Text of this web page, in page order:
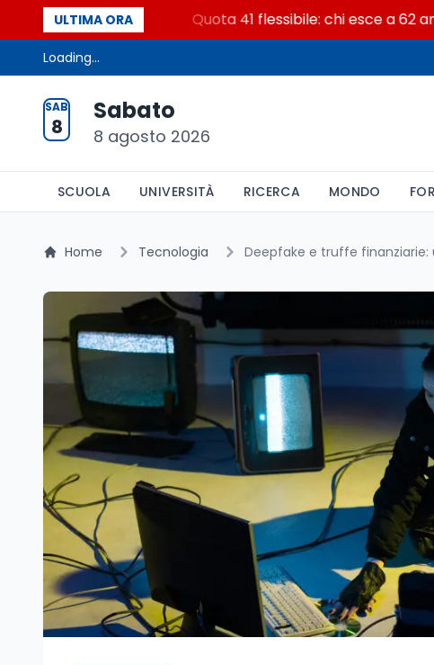
ULTIMA ORA
e 8 date Quota 41 flessibile: chi esce a 62 anni
Loading...
SAB
8
Sabato
8 agosto 2026
SCUOLA UNIVERSITÀ RICERCA MONDO
Home Tecnologia